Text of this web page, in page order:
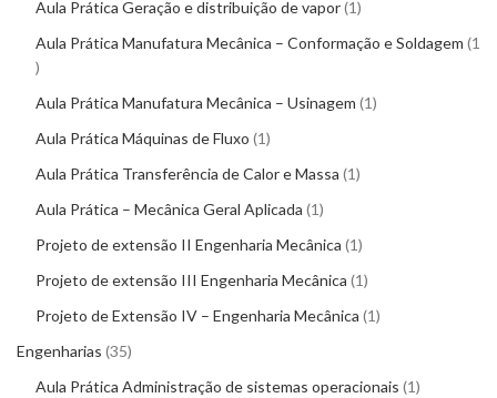
Aula Prática Geração e distribuição de vapor 1
Aula Prática Manufatura Mecânica – Conformação e Soldagem 1
Aula Prática Manufatura Mecânica – Usinagem 1
Aula Prática Máquinas de Fluxo 1
Aula Prática Transferência de Calor e Massa 1
Aula Prática – Mecânica Geral Aplicada 1
Projeto de extensão II Engenharia Mecânica 1
Projeto de extensão III Engenharia Mecânica 1
Projeto de Extensão IV – Engenharia Mecânica 1
Engenharias 35
Aula Prática Administração de sistemas operacionais 1